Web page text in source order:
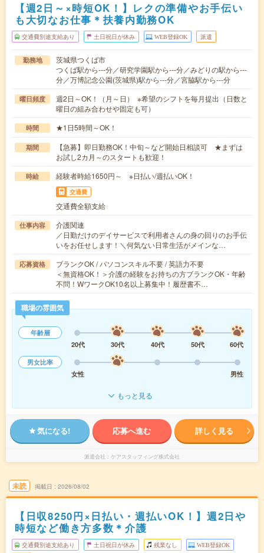
【週2日～×時短OK！】レクの準備やお手伝い
も大切なお仕事＊扶養内勤務OK
交通費別途支給あり 土日祝日が休み WEB登録OK 派遣
勤務地
茨城県つくば市
つくば駅から---分／研究学園駅から---分／みどりの駅から---
分／万博記念公園(茨城県)駅から---分／宮脇駅から---分
曜日頻度
週2日～OK！（月～日） ※希望のシフトを毎月提出（日数と
曜日の組み合わせや固定も可）
時間 ★1日5時間～OK！
期間
【急募】即日勤務OK！中旬～など開始日相談可 ★まずは
お試し2カ月～のスタートも歓迎！
時給 経験者時給1650円～ ※日払い/週払いOK！
交通費
交通費全額支給
仕事内容
介護関連
／日勤だけのデイサービスで利用者さんの身の回りのお手伝
いをお任せします！＼何気ない日常生活がメインな…
応募資格
ブランクOK / パソコンスキル不要 / 英語力不要
＜無資格OK！＞介護の経験をお持ちの方ブランクOK・年齢
不問！WワークOK10名以上募集中！履歴書不…
職場の雰囲気
年齢層
20代
30代 40代 50代
60代
男女比率
女性
男性
もっと見る
気になる! 応募へ進む 詳しく見る
派遣会社 ケアスタッフィング株式会社
未読 掲載日 2026/08/02
【日収8250円×日払い・週払いOK！】週2日や
時短など働き方多数＊介護
交通費別途支給あり 土日祝日が休み 残業なし WEB登録OK